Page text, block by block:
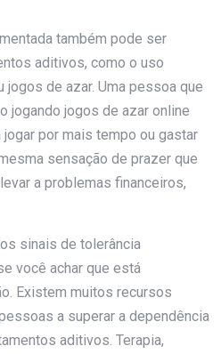
também pode ser
aditivos, como o uso
de azar. Uma pessoa que
jogando jogos de azar online
por mais tempo ou gastar
sensação de prazer que
a problemas financeiros,
sinais de tolerância
você achar que está
Existem muitos recursos
a superar a dependência
aditivos. Terapia,